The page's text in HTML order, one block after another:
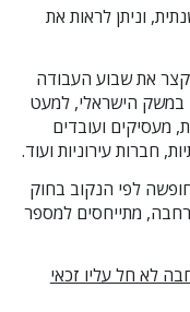
וניתן לראות את
את שבוע העבודה
במשק הישראלי, למעט
או פחות, מעסיקים ועובדים
חברות עירוניות ועוד.
לפי הנקוב בחוק
מתייחסים למספר
לא חל עליו זכאי